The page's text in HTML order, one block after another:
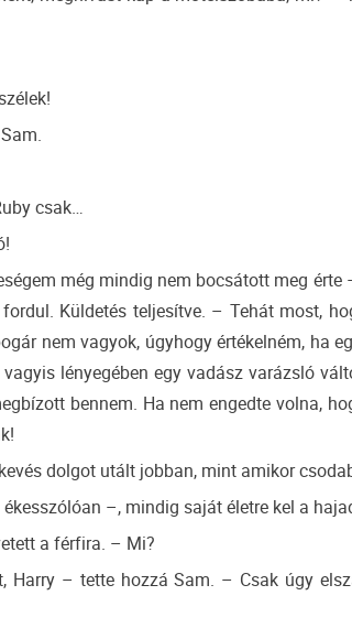
csak…
még mindig nem bocsátott meg
Küldetés teljesítve. – Tehát most,
nem vagyok, úgyhogy értékelném, ha
lényegében egy vadász varázsló
bennem. Ha nem engedte volna,
dolgot utált jobban, mint amikor
–, mindig saját életre kel a
a férfira. – Mi?
Harry – tette hozzá Sam. – Csak úgy